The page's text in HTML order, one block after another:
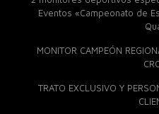
Eventos «Campeonato de
MONITOR CAMPEÓN
TRATO EXCLUSIVO Y